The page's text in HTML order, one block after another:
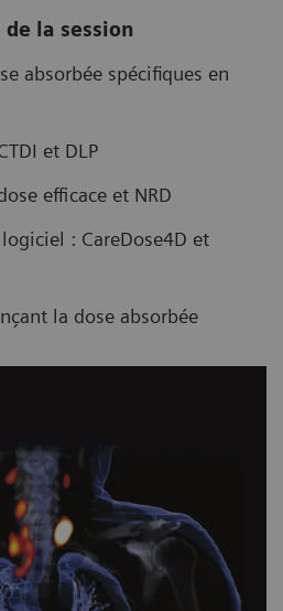
la session
absorbée spécifiques en
et DLP
efficace et NRD
: CareDose4D et
la dose absorbée